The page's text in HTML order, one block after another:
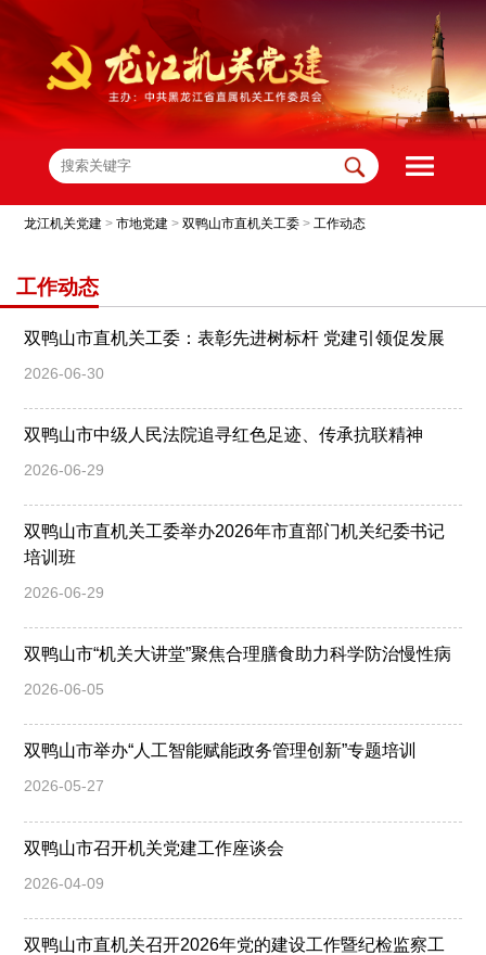
龙江机关党建 >市地党建 >双鸭山市直机关工委 >工作动态
工作动态
双鸭山市直机关工委：表彰先进树标杆 党建引领促发展
2026-06-30
双鸭山市中级人民法院追寻红色足迹、传承抗联精神
2026-06-29
双鸭山市直机关工委举办2026年市直部门机关纪委书记
培训班
2026-06-29
双鸭山市“机关大讲堂”聚焦合理膳食助力科学防治慢性病
2026-06-05
双鸭山市举办“人工智能赋能政务管理创新”专题培训
2026-05-27
双鸭山市召开机关党建工作座谈会
2026-04-09
双鸭山市直机关召开2026年党的建设工作暨纪检监察工